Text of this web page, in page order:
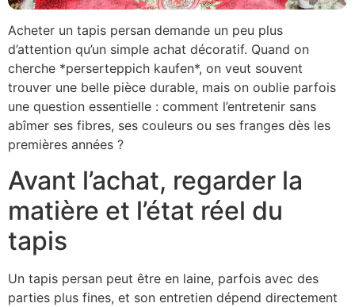
Acheter un tapis persan demande un peu plus
d’attention qu’un simple achat décoratif. Quand on
cherche *perserteppich kaufen*, on veut souvent
trouver une belle pièce durable, mais on oublie parfois
une question essentielle : comment l’entretenir sans
abîmer ses fibres, ses couleurs ou ses franges dès les
premières années ?
Avant l’achat, regarder la
matière et l’état réel du
tapis
Un tapis persan peut être en laine, parfois avec des
parties plus fines, et son entretien dépend directement